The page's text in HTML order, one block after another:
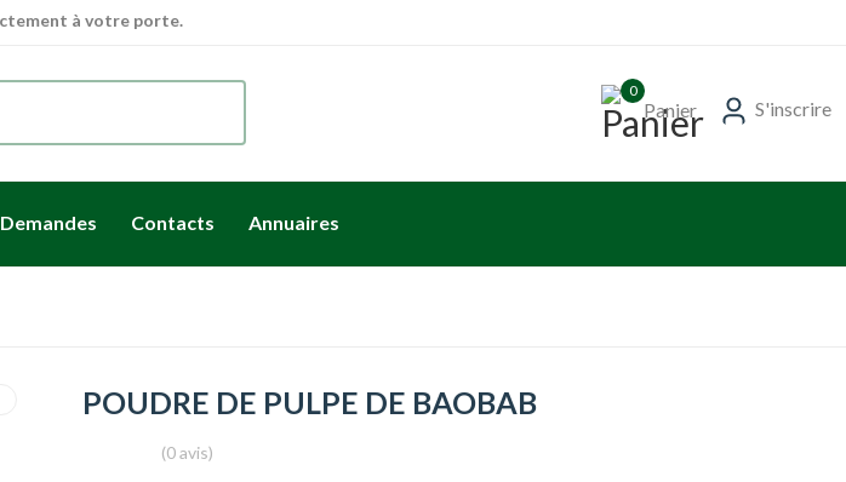
à votre porte.
0
Panier S'inscrire
Demandes Contacts Annuaires
POUDRE DE PULPE DE BAOBAB
(0 avis)